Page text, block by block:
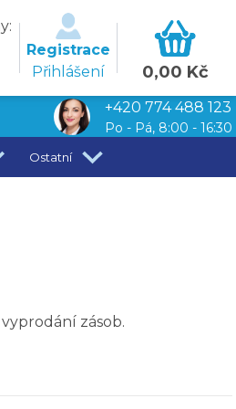
Registrace
Přihlášení
0,00 Kč
+420 774 488 123
Po - Pá, 8:00 - 16:30
Ostatní
zásob.